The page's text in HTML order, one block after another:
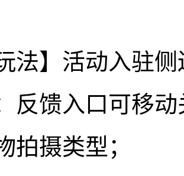
法】活动入驻
反馈入口可移动
拍摄类型；